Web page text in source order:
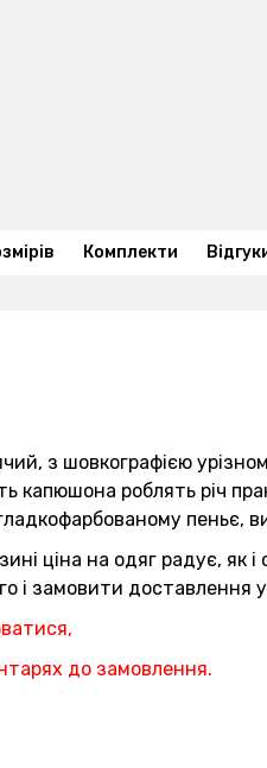
Комплекти
з шовкографією
капюшона роблять річ
пеньє,
ціна на одяг радує, як і
і замовити доставлення
до замовлення.